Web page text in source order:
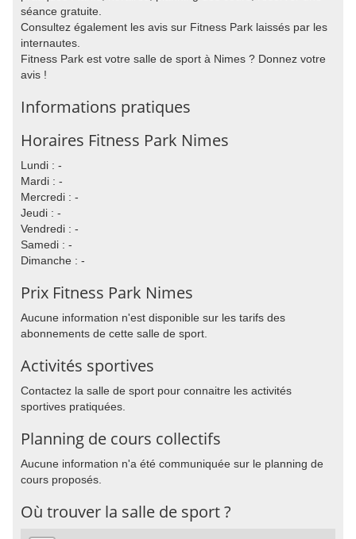
séance gratuite.
Consultez également les avis sur Fitness Park laissés par les
internautes.
Fitness Park est votre salle de sport à Nimes ? Donnez votre
avis !
Informations pratiques
Horaires Fitness Park Nimes
Lundi : -
Mardi : -
Mercredi : -
Jeudi : -
Vendredi : -
Samedi : -
Dimanche : -
Prix Fitness Park Nimes
Aucune information n'est disponible sur les tarifs des
abonnements de cette salle de sport.
Activités sportives
Contactez la salle de sport pour connaitre les activités
sportives pratiquées.
Planning de cours collectifs
Aucune information n'a été communiquée sur le planning de
cours proposés.
Où trouver la salle de sport ?